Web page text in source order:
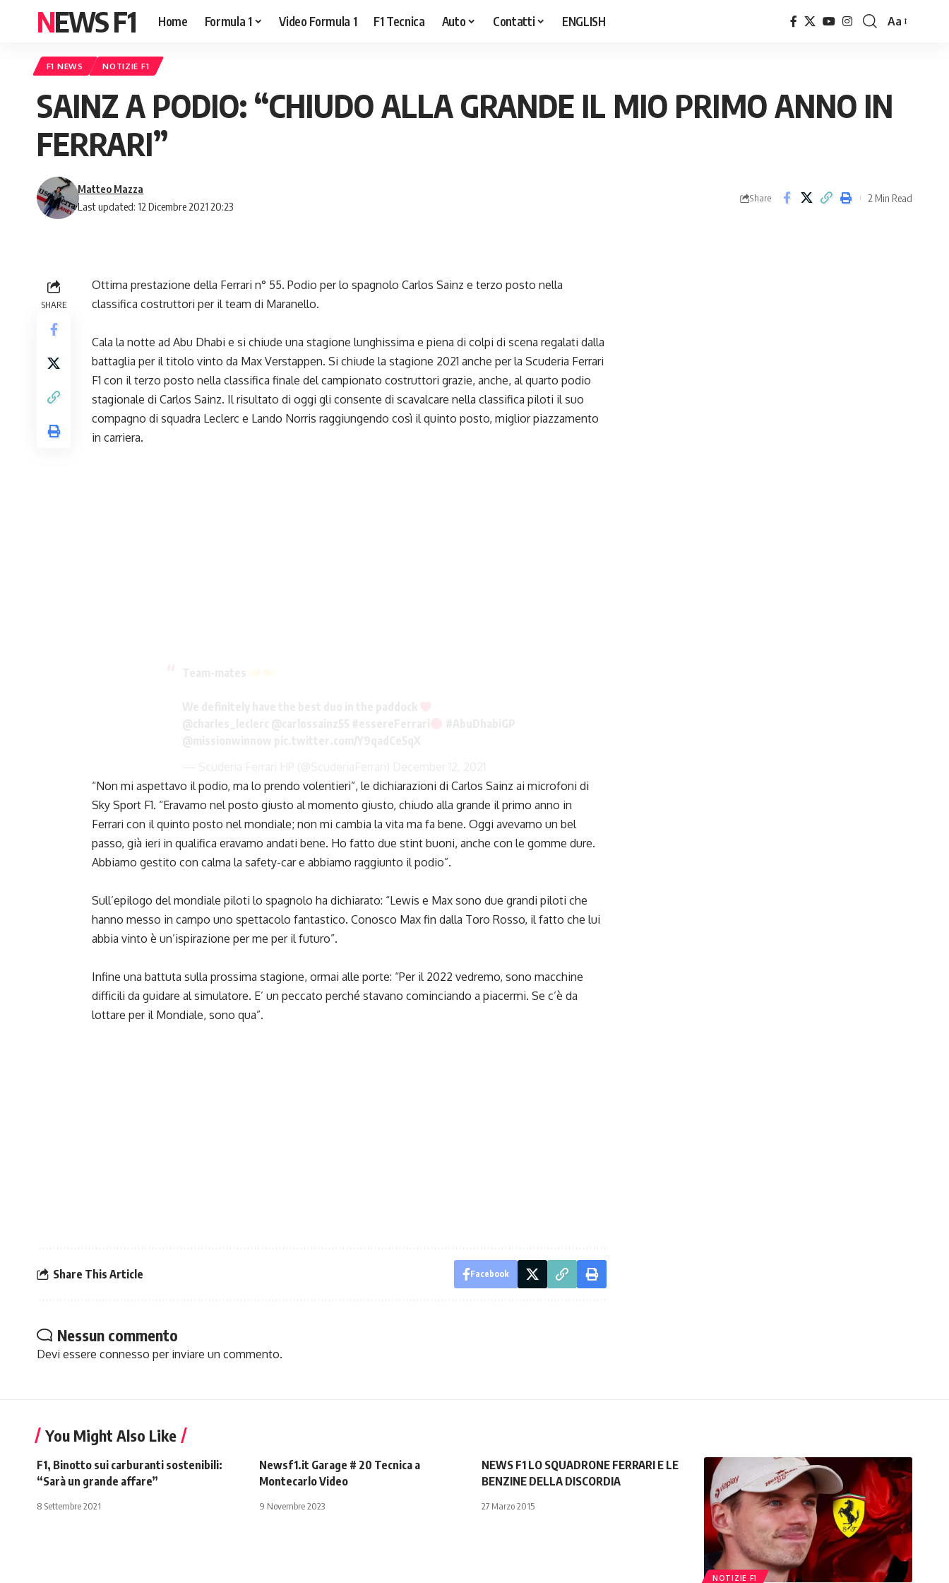
NEWS F1 Home Formula 1 Video Formula 1 F1 Tecnica Auto Contatti ENGLISH
Font
Aa
F1 NEWS NOTIZIE F1
SAINZ A PODIO: “CHIUDO ALLA GRANDE IL MIO PRIMO ANNO IN
FERRARI”
Last updated: 12 Dicembre 2021 20:23
Matteo Mazza
Share 2 Min Read
SHARE
Ottima prestazione della Ferrari n° 55. Podio per lo spagnolo Carlos Sainz e terzo posto nella
classifica costruttori per il team di Maranello.
Cala la notte ad Abu Dhabi e si chiude una stagione lunghissima e piena di colpi di scena regalati dalla
battaglia per il titolo vinto da Max Verstappen. Si chiude la stagione 2021 anche per la Scuderia Ferrari
F1 con il terzo posto nella classifica finale del campionato costruttori grazie, anche, al quarto podio
stagionale di Carlos Sainz. Il risultato di oggi gli consente di scavalcare nella classifica piloti il suo
compagno di squadra Leclerc e Lando Norris raggiungendo così il quinto posto, miglior piazzamento
in carriera.
“Non mi aspettavo il podio, ma lo prendo volentieri”, le dichiarazioni di Carlos Sainz ai microfoni di
Sky Sport F1. “Eravamo nel posto giusto al momento giusto, chiudo alla grande il primo anno in
Ferrari con il quinto posto nel mondiale; non mi cambia la vita ma fa bene. Oggi avevamo un bel
passo, già ieri in qualifica eravamo andati bene. Ho fatto due stint buoni, anche con le gomme dure.
Abbiamo gestito con calma la safety-car e abbiamo raggiunto il podio”.
Sull’epilogo del mondiale piloti lo spagnolo ha dichiarato: “Lewis e Max sono due grandi piloti che
hanno messo in campo uno spettacolo fantastico. Conosco Max fin dalla Toro Rosso, il fatto che lui
abbia vinto è un’ispirazione per me per il futuro”.
Infine una battuta sulla prossima stagione, ormai alle porte: “Per il 2022 vedremo, sono macchine
difficili da guidare al simulatore. E’ un peccato perché stavano cominciando a piacermi. Se c’è da
lottare per il Mondiale, sono qua”.
Share This Article Facebook
Nessun commento
Devi essere connesso per inviare un commento.
You Might Also Like
F1, Binotto sui carburanti sostenibili:
“Sarà un grande affare”
8 Settembre 2021
Newsf1.it Garage # 20 Tecnica a
Montecarlo Video
9 Novembre 2023
NEWS F1 LO SQUADRONE FERRARI E LE
BENZINE DELLA DISCORDIA
27 Marzo 2015
NOTIZIE F1